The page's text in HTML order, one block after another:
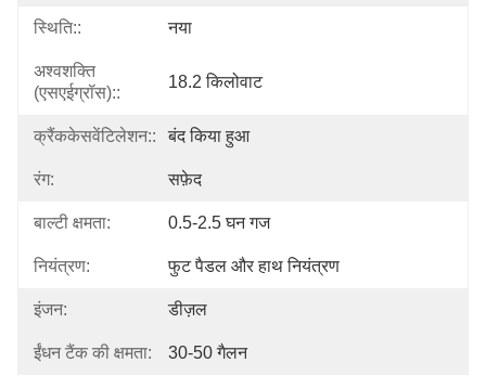
स्थिति:: नया
अश्वशक्ति
(एसएईग्रॉस)::
18.2 किलोवाट
क्रैंककेसवेंटिलेशन:: बंद किया हुआ
रंग: सफ़ेद
बाल्टी क्षमता: 0.5-2.5 घन गज
नियंत्रण: फुट पैडल और हाथ नियंत्रण
इंजन: डीज़ल
ईंधन टैंक की क्षमता: 30-50 गैलन